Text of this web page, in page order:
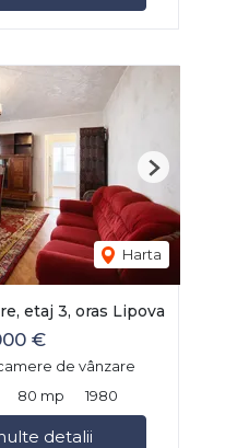
Harta
Next
etaj 3, oras Lipova
€
de vânzare
80 mp 1980
detalii